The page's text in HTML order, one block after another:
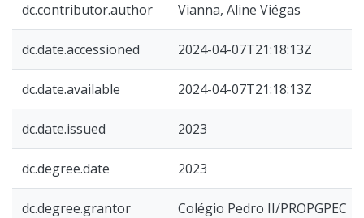
dc.contributor.author Vianna, Aline Viégas
dc.date.accessioned 2024-04-07T21:18:13Z
dc.date.available 2024-04-07T21:18:13Z
dc.date.issued 2023
dc.degree.date 2023
dc.degree.grantor Colégio Pedro II/PROPGPEC